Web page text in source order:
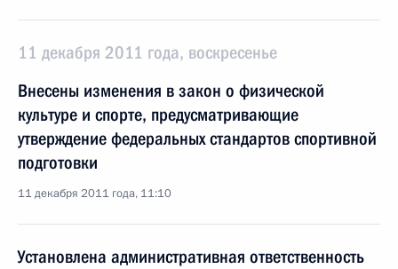
11 декабря 2011 года, воскресенье
Внесены изменения в закон о физической
культуре и спорте, предусматривающие
утверждение федеральных стандартов спортивной
подготовки
11 декабря 2011 года, 11:10
Установлена административная ответственность